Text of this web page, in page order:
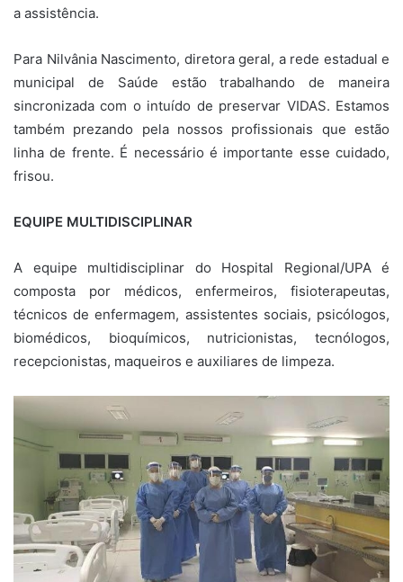
a assistência.
Para Nilvânia Nascimento, diretora geral, a rede estadual e
municipal de Saúde estão trabalhando de maneira
sincronizada com o intuído de preservar VIDAS. Estamos
também prezando pela nossos profissionais que estão
linha de frente. É necessário é importante esse cuidado,
frisou.
EQUIPE MULTIDISCIPLINAR
A equipe multidisciplinar do Hospital Regional/UPA é
composta por médicos, enfermeiros, fisioterapeutas,
técnicos de enfermagem, assistentes sociais, psicólogos,
biomédicos, bioquímicos, nutricionistas, tecnólogos,
recepcionistas, maqueiros e auxiliares de limpeza.